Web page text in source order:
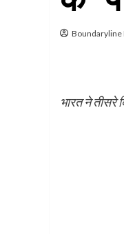
Boundaryline
भारत ने तीसरे